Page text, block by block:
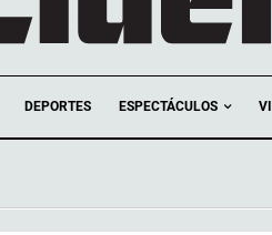
DEPORTES ESPECTÁCULOS